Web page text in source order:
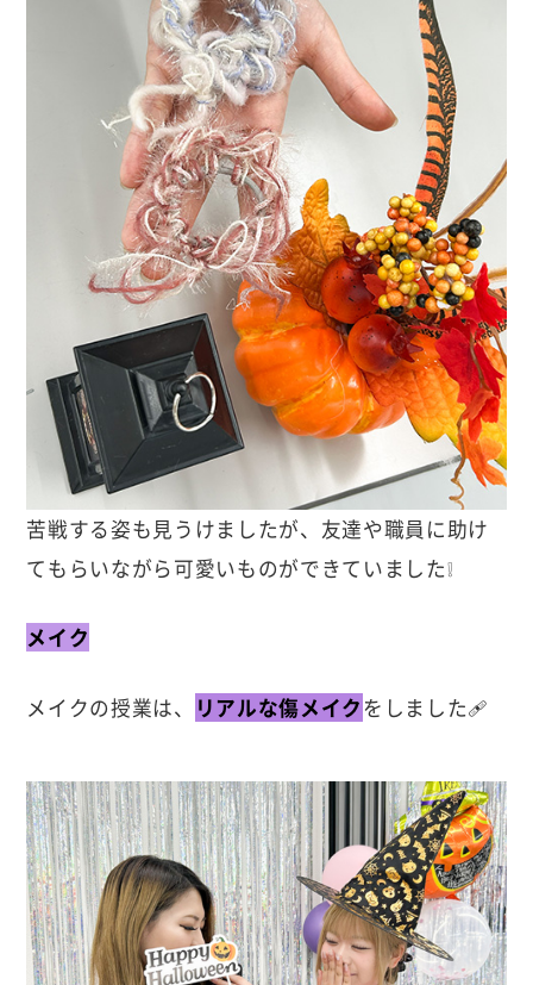
苦戦する姿も見うけましたが、友達や職員に助け
てもらいながら可愛いものができていました❕
メイク
メイクの授業は、 リアルな傷メイク をしました🩹